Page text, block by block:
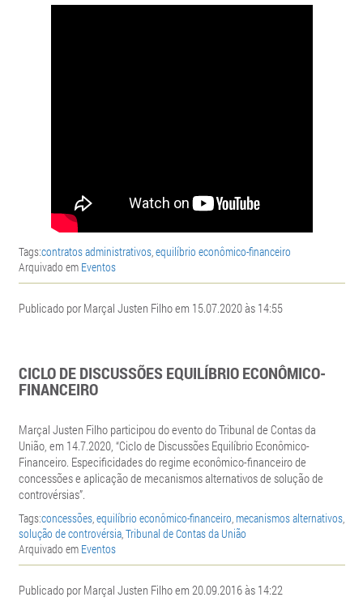
Tags:contratos administrativos,equilíbrio econômico-financeiro
Arquivado em Eventos
Publicado por Marçal Justen Filho em 15.07.2020 às 14:55
CICLO DE DISCUSSÕES EQUILÍBRIO ECONÔMICO-
FINANCEIRO
Marçal Justen Filho participou do evento doTribunal de Contas da
União, em 14.7.2020, “Ciclo de Discussões Equilíbrio Econômico-
Financeiro. Especificidades do regime econômico-financeiro de
concessões e aplicação de mecanismos alternativos de solução de
controvérsias”.
Tags:concessões,equilíbrio econômico-financeiro, mecanismos alternativos,
solução de controvérsia,Tribunal de Contas da União
Arquivado em Eventos
Publicado por Marçal Justen Filho em 20.09.2016 às 14:22